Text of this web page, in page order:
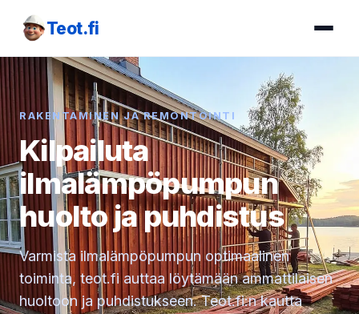
Teot.fi
RAKENTAMINEN JA REMONTOINTI
Kilpailuta
ilmalämpöpumpun
huolto ja puhdistus
Varmista ilmalämpöpumpun optimaalinen
toiminta, teot.fi auttaa löytämään ammattilaisen
huoltoon ja puhdistukseen. Teot.fi:n kautta